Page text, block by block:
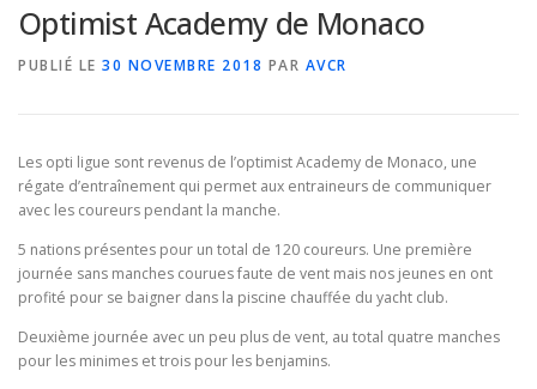
REGATES ALBUMS PHOTO
PLANNING DES COURS REVUES DE PRESSE
Optimist Academy de Monaco
PUBLIÉ LE 30 NOVEMBRE 2018 PAR AVCR
Les opti ligue sont revenus de l’optimist Academy de Monaco, une
régate d’entraînement qui permet aux entraineurs de communiquer
avec les coureurs pendant la manche.
5 nations présentes pour un total de 120 coureurs. Une première
journée sans manches courues faute de vent mais nos jeunes en ont
profité pour se baigner dans la piscine chauffée du yacht club.
Deuxième journée avec un peu plus de vent, au total quatre manches
pour les minimes et trois pour les benjamins.